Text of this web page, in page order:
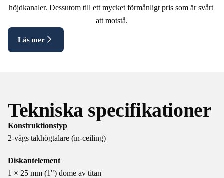
höjdkanaler. Dessutom till ett mycket förmånligt pris som är svårt
att motstå.
Läs mer
Tekniska specifikationer
Konstruktionstyp
2-vägs takhögtalare (in-ceiling)
Diskantelement
1 × 25 mm (1") dome av titan